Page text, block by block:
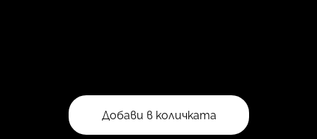
Добави в количката